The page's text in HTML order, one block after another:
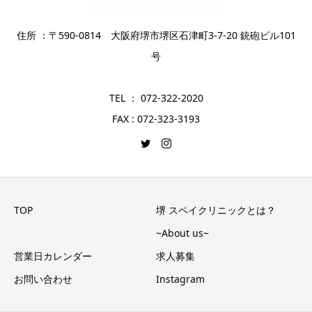
住所 ：〒590-0814 大阪府堺市堺区石津町3-7-20 銃砲ビル101
号
TEL ： 072-322-2020
FAX : 072-323-3193
TOP
堺 スペイクリニックとは？
~About us~
営業日カレンダー
求人募集
お問い合わせ
Instagram